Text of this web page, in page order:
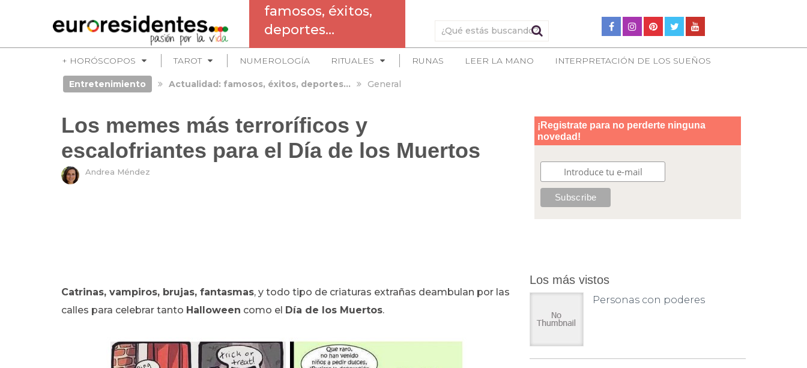
famosos, éxitos,
deportes…
+ HORÓSCOPOS TAROT NUMEROLOGÍA RITUALES RUNAS LEER LA MANO INTERPRETACIÓN DE LOS SUEÑOS
Entretenimiento Actualidad: famosos, éxitos, deportes… General
Los memes más terroríficos y
escalofriantes para el Día de los Muertos
Andrea Méndez
Catrinas, vampiros, brujas, fantasmas, y todo tipo de criaturas extrañas deambulan por las
calles para celebrar tanto Halloween como el Día de los Muertos.
Los más vistos
Personas con poderes